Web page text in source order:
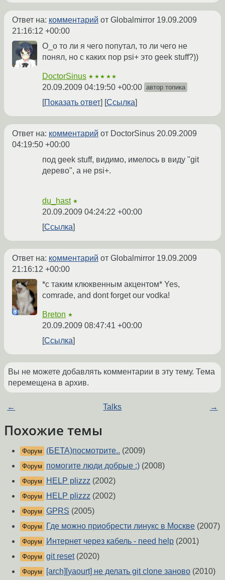
Ответ на: комментарий от Globalmirror 19.09.2009
21:16:12 +00:00
О_о то ли я чего попутал, то ли чего не
понял, но с каких пор psi+ это geek stuff?))
DoctorSinus ★★★★★
20.09.2009 04:19:50 +00:00 автор топика
Показать ответ Ссылка
Ответ на: комментарий от DoctorSinus 20.09.2009
04:19:50 +00:00
под geek stuff, видимо, имелось в виду "git
дерево", а не psi+.
du_hast ★
20.09.2009 04:24:22 +00:00
Ссылка
Ответ на: комментарий от Globalmirror 19.09.2009
21:16:12 +00:00
*с таким клюквенным акцентом* Yes,
comrade, and dont forget our vodka!
Breton ★
20.09.2009 08:47:41 +00:00
Ссылка
Вы не можете добавлять комментарии в эту тему. Тема
перемещена в архив.
← Talks →
Похожие темы
Форум (БЕТА)посмотрите.. (2009)
Форум помогите люди добрые :) (2008)
Форум HELP plizzz (2002)
Форум HELP plizzz (2002)
Форум GPRS (2005)
Форум Где можно приобрести линукс в Москве (2007)
Форум Интернет через кабель - need help (2001)
Форум git reset(2020)
Форум [arch][yaourt] не делать git clone заново (2010)